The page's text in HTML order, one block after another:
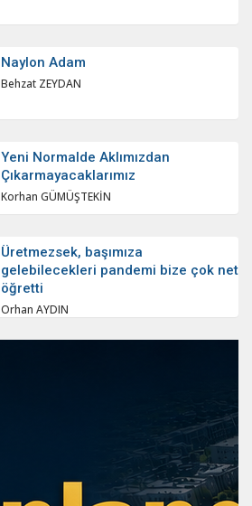
Naylon Adam
Behzat ZEYDAN
Yeni Normalde Aklımızdan
Çıkarmayacaklarımız
Korhan GÜMÜŞTEKİN
Üretmezsek, başımıza
gelebilecekleri pandemi bize çok net
öğretti
Orhan AYDIN